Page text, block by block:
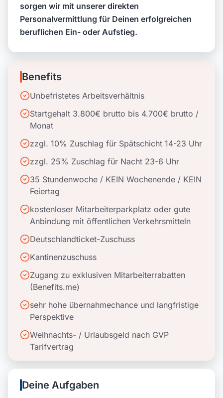
sorgen wir mit unserer direkten
Personalvermittlung für Deinen erfolgreichen
beruflichen Ein- oder Aufstieg.
Benefits
Unbefristetes Arbeitsverhältnis
Startgehalt 3.800€ brutto bis 4.700€ brutto /
Monat
zzgl. 10% Zuschlag für Spätschicht 14-23 Uhr
zzgl. 25% Zuschlag für Nacht 23-6 Uhr
35 Stundenwoche / KEIN Wochenende / KEIN
Feiertag
kostenloser Mitarbeiterparkplatz oder gute
Anbindung mit öffentlichen Verkehrsmitteln
Deutschlandticket-Zuschuss
Kantinenzuschuss
Zugang zu exklusiven Mitarbeiterrabatten
(Benefits.me)
sehr hohe übernahmechance und langfristige
Perspektive
Weihnachts- / Urlaubsgeld nach GVP
Tarifvertrag
Deine Aufgaben